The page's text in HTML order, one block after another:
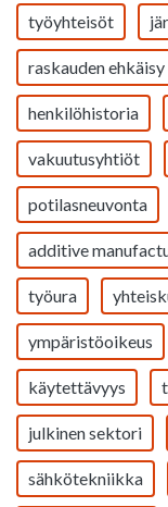
työyhteisöt
raskauden ehkäisy
henkilöhistoria
vakuutusyhtiöt
potilasneuvonta
additive
työura
ympäristöoikeus
käytettävyys
julkinen sektori
sähkötekniikka